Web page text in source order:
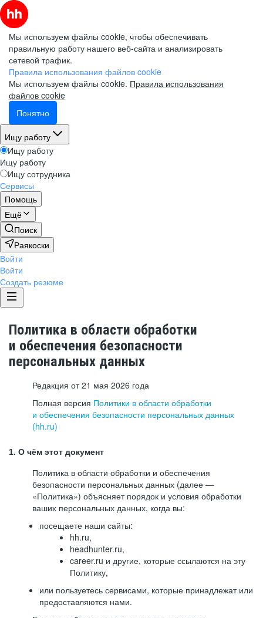
Мы используем файлы cookie, чтобы обеспечивать
правильную работу нашего веб-сайта и анализировать
сетевой трафик.
Правила использования файлов cookie
Мы используем файлы cookie. Правила использования
файлов cookie
Понятно
Ищу работу
Ищу работу
Ищу работу
Ищу сотрудника
Сервисы
Помощь
Ещё
Поиск
Раякоски
Войти
Войти
Создать резюме
Политика в области обработки
и обеспечения безопасности
персональных данных
Редакция от 21 мая 2026 года
Полная версия Политики в области обработки
и обеспечения безопасности персональных данных
(hh.ru)
1. О чём этот документ
Политика в области обработки и обеспечения
безопасности персональных данных (далее —
«Политика») объясняет порядок и условия обработки
ваших персональных данных, когда вы:
посещаете наши сайты:
hh.ru,
headhunter.ru,
career.ru и другие, которые ссылаются на эту
Политику,
или пользуетесь сервисами, которые принадлежат или
предоставляются нами.